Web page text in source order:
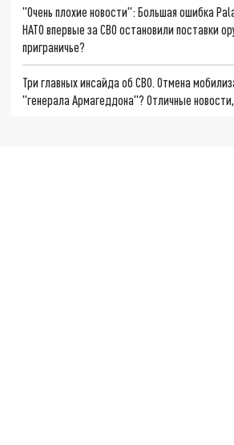
"Очень плохие новости": Большая ошибка
НАТО впервые за СВО остановили поставки
приграничье?
Три главных инсайда об СВО. Отмена
"генерала Армагеддона"? Отличные